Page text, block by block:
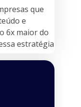
que
e
6x maior do
estratégia